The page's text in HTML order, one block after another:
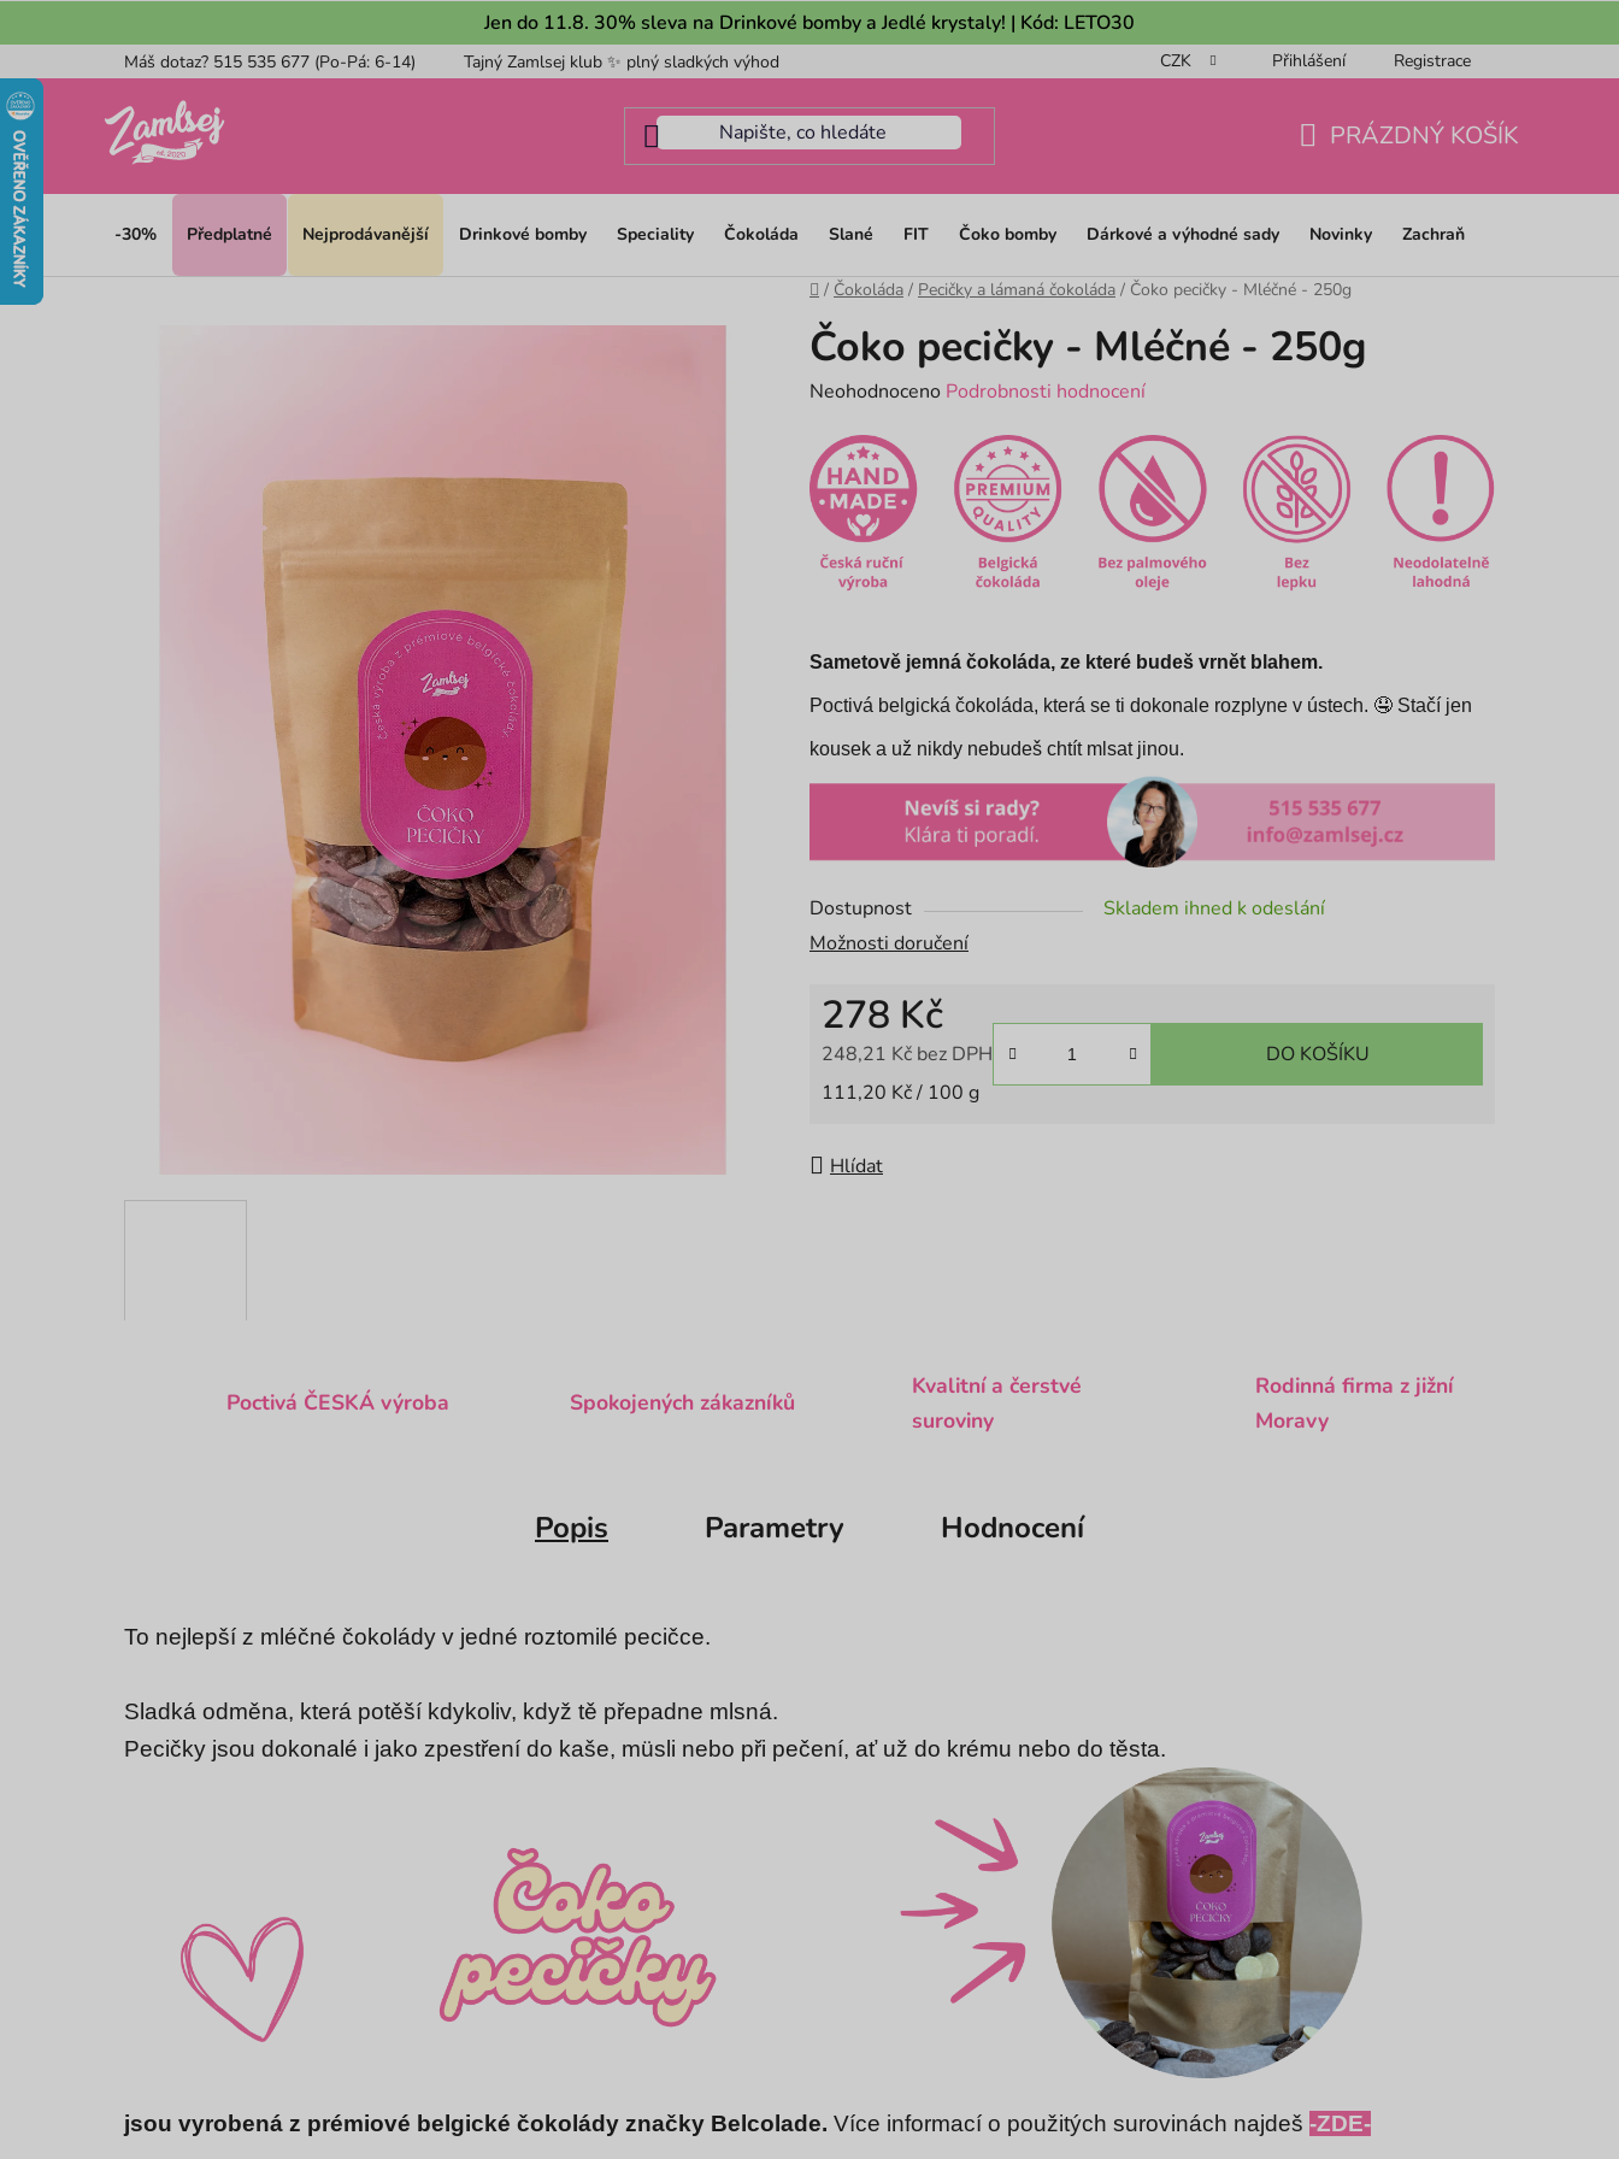
na
Jen do 11.8. 30% sleva na Drinkové bomby a Jedlé krystaly! | Kód: LETO30
Máš dotaz? 515 535 677 (Po-Pá: 6-14) Tajný Zamlsej klub ✨ plný sladkých výhod Mám dotaz na mou objednávku 📦 Obchodní podmínky Podmínky ochrany
CZK Přihlášení Registrace
KOŠÍK
PRÁZDNÝ KOŠÍK
-30% Předplatné Nejprodávanější Drinkové bomby Speciality Čokoláda Slané FIT Čoko bomby Dárkové a výhodné sady Novinky Zachraň
Domů
/ Čokoláda / Pecičky a lámaná čokoláda / Čoko pecičky - Mléčné - 250g
Čoko pecičky - Mléčné - 250g
Průměrné
produktu
je
0,0
Neohodnoceno Podrobnosti hodnocení
Sametově jemná čokoláda, ze které budeš vrnět blahem.
Poctivá belgická čokoláda, která se ti dokonale rozplyne v ústech. 🤤 Stačí jen
kousek a už nikdy nebudeš chtít mlsat jinou.
Dostupnost
Skladem ihned k odeslání
Možnosti doručení
278 Kč
248,21 Kč bez DPH
Měrná cena:
111,20 Kč / 100 g
DO KOŠÍKU
Hlídat
Poctivá ČESKÁ výroba Spokojených zákazníků
Kvalitní a čerstvé
suroviny
Rodinná firma z jižní
Moravy
Popis Parametry Hodnocení
To nejlepší z mléčné čokolády v jedné roztomilé pecičce.
Sladká odměna, která potěší kdykoliv, když tě přepadne mlsná.
Pecičky jsou dokonalé i jako zpestření do kaše, müsli nebo při pečení, ať už do krému nebo do těsta.
jsou vyrobená z prémiové belgické čokolády značky Belcolade. Více informací o použitých surovinách najdeš -ZDE-